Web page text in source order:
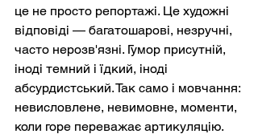
це не просто репортажі. Це художні
відповіді — багатошарові, незручні,
часто нерозв'язні. Гумор присутній,
іноді темний і їдкий, іноді
абсурдистський. Так само і мовчання:
невисловлене, невимовне, моменти,
коли горе переважає артикуляцію.